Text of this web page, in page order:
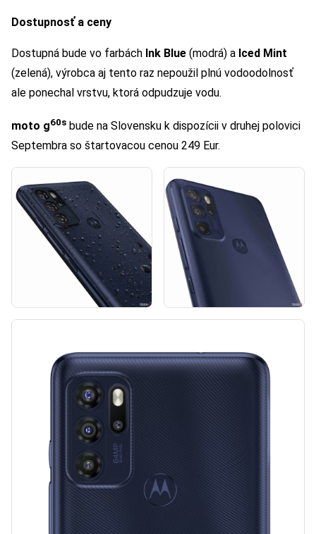
Dostupnosť a ceny
Dostupná bude vo farbách Ink Blue (modrá) a Iced Mint
(zelená), výrobca aj tento raz nepoužil plnú vodoodolnosť
ale ponechal vrstvu, ktorá odpudzuje vodu.
moto g60s bude na Slovensku k dispozícii v druhej polovici
Septembra so štartovacou cenou 249 Eur.